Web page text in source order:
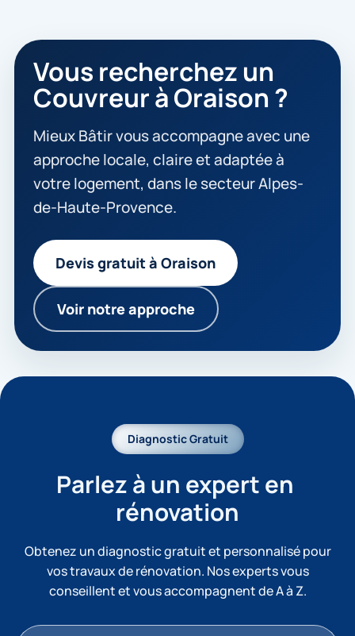
Vous recherchez un
Couvreur à Oraison ?
Mieux Bâtir vous accompagne avec une
approche locale, claire et adaptée à
votre logement, dans le secteur Alpes-
de-Haute-Provence.
Devis gratuit à Oraison
Voir notre approche
Diagnostic Gratuit
Parlez à un expert en
rénovation
Obtenez un diagnostic gratuit et personnalisé pour
vos travaux de rénovation. Nos experts vous
conseillent et vous accompagnent de A à Z.